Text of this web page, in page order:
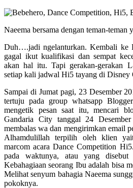
Naeema bersama dengan teman-teman
Duh….jadi ngelanturkan. Kembali ke
gagal ikut kualifikasi dan sempat
akan hal itu. Tapi gerakan-gerakan
setiap kali jadwal Hi5 tayang di Disney
Sampai di Jumat pagi, 23 Desember
tertuju pada group whatsapp
mengetik pesan saat itu, mencari
Gandaria City tanggal 24
membalas wa dan mengirimkan email
Alhamdulillah terpilih oleh klien
marcom acara Dance Competition
pada waktunya, atau yang
Kebahagiaan seorang Ibu adalah bisa
Melihat senyum bahagia Naeema
pokoknya.